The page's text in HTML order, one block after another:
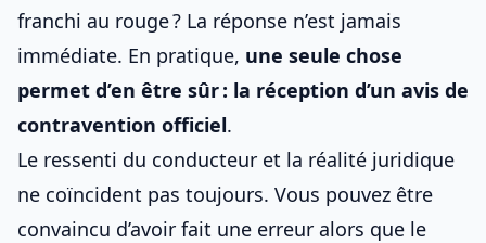
franchi au rouge ? La réponse n’est jamais
immédiate. En pratique, une seule chose
permet d’en être sûr : la réception d’un avis de
contravention officiel.
Le ressenti du conducteur et la réalité juridique
ne coïncident pas toujours. Vous pouvez être
convaincu d’avoir fait une erreur alors que le